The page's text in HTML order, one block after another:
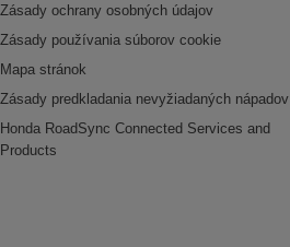
Zásady ochrany osobných údajov
Zásady používania súborov cookie
Mapa stránok
Zásady predkladania nevyžiadaných nápadov
Honda RoadSync Connected Services and
Products